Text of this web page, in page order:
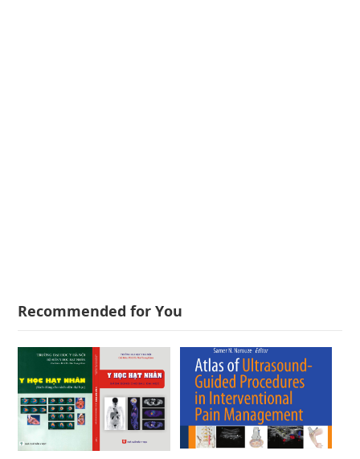
Recommended for You